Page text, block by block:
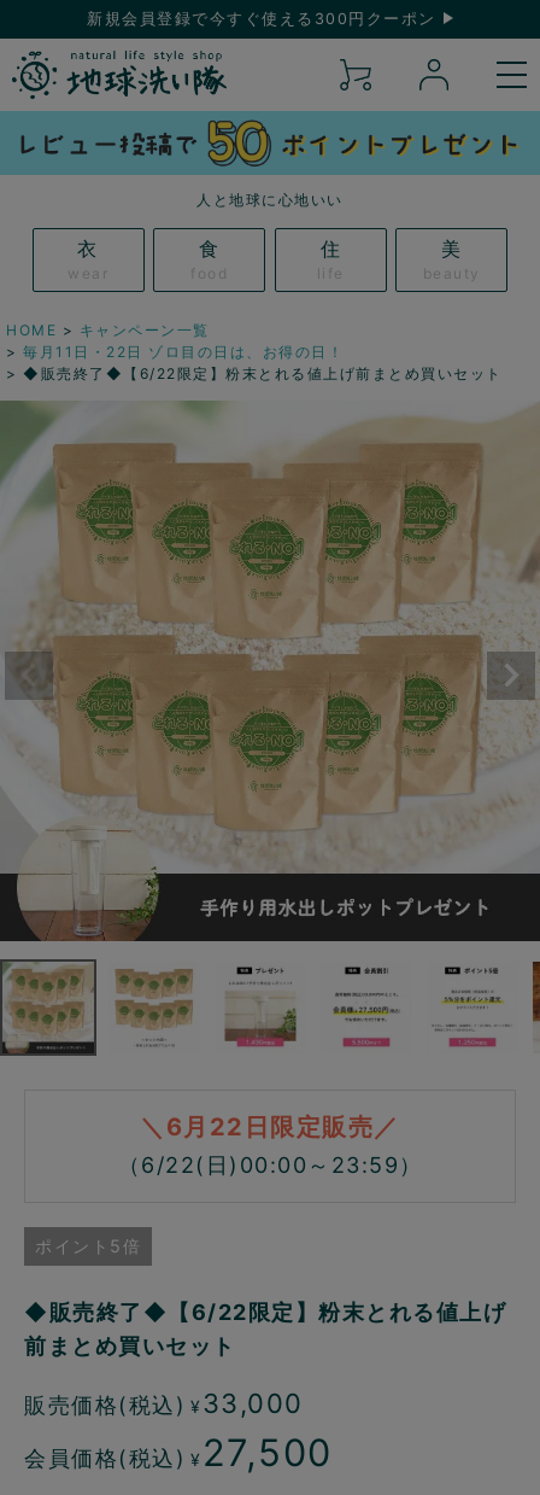
新規会員登録で今すぐ使える300円クーポン
人と地球に心地いい
衣
wear
食
food
住
life
美
beauty
HOME
キャンペーン一覧
毎月11日・22日 ゾロ目の日は、お得の日！
◆販売終了◆【6/22限定】粉末とれる値上げ前まとめ買いセット
＼6月22日限定販売／
（6/22(日)00:00～23:59）
ポイント5倍
◆販売終了◆【6/22限定】粉末とれる値上げ
前まとめ買いセット
販売価格(税込) ¥ 33,000
会員価格(税込) ¥ 27,500